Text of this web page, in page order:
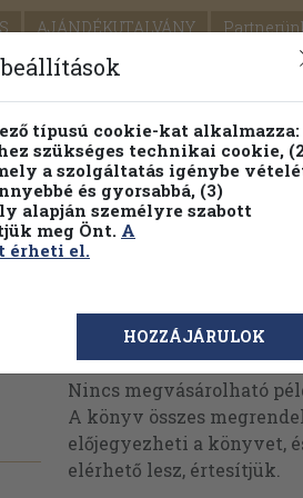
AJÁNDÉKUTALVÁNY
SEGÍTSÉG
FENNTARTHATÓ
kereső Témaköri fa
Megvásárolható
Nincs megvásárolható
A könyv összes
előjegyezheti a könyvet,
elérhető lesz, értesítjük.
típusú cookie-kat alkalmazza:
szükséges technikai cookie,
a szolgáltatás igénybe
és gyorsabbá, (3)
alapján személyre szabott
meg Önt. A
érheti el.
HOZZÁJÁRULOK